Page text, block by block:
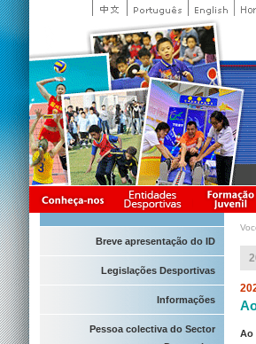
Breve apresentação do ID
Legislações Desportivas
Informações
Pessoa colectiva do Sector
Ao